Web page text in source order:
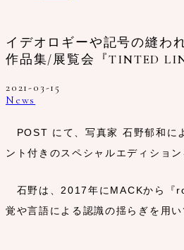
イデオロギーや記号の縫わ
作品集/展覧会『TINTED
2021-03-15
News
POST にて、写真家 石野郁和に
ント付きのスペシャルエディショ
石野は、2017年にMACKから『
覚や言語による認識の揺らぎを用